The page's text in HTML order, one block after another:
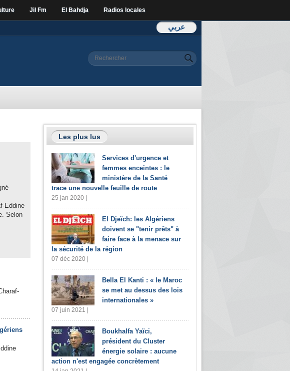
Jil Fm El Bahdja Radios locales
عربي
Formulaire de
Rechercher
Eddine
Selon
Les plus lus
Services d'urgence et
femmes enceintes : le
ministère de la Santé
trace une nouvelle feuille de route
25 jan 2020 |
El Djeïch: les Algériens
doivent se "tenir prêts" à
faire face à la menace sur
la sécurité de la région
07 déc 2020 |
Bella El Kanti : « le Maroc
se met au dessus des lois
internationales »
07 juin 2021 |
Boukhalfa Yaïci,
président du Cluster
énergie solaire : aucune
action n'est engagée concrètement